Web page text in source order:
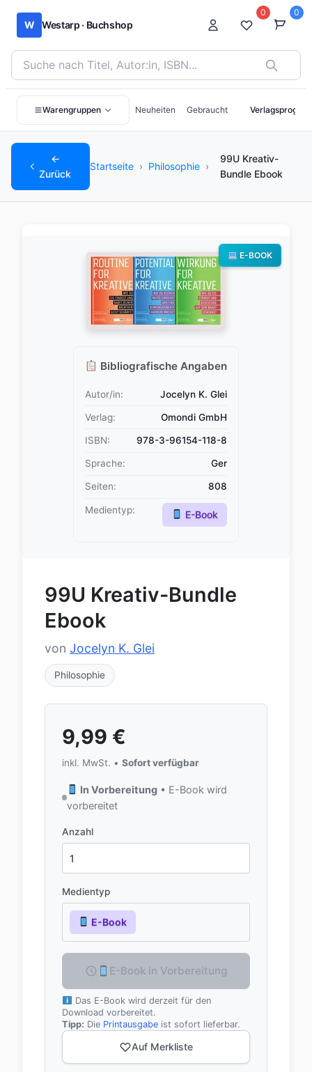
W Westarp · Buchshop
Bücher suchen nach Titel, Autor:in oder ISBN
0 0
Warengruppen Neuheiten Gebraucht
←
Zurück
Startseite › Philosophie ›
99U Kreativ-
Bundle Ebook
Bibliografische Angaben
Autor/in: Jocelyn K. Glei
Verlag: Omondi GmbH
ISBN: 978-3-96154-118-8
Sprache: Ger
Seiten: 808
Medientyp: E-Book
E-BOOK
99U Kreativ-Bundle
Ebook
von Jocelyn K. Glei
Philosophie
9,99 €
inkl. MwSt. • Sofort verfügbar
In Vorbereitung • E-Book wird
vorbereitet
Anzahl
Medientyp
E-Book
E-Book in Vorbereitung
Das E-Book wird derzeit für den
Download vorbereitet.
Tipp: Die Printausgabe ist sofort lieferbar.
Auf Merkliste